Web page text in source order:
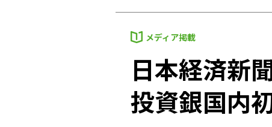
メディア掲載
日本経済新
投資銀国内初